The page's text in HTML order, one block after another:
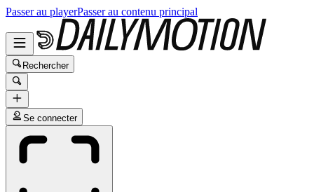
Passer au playerPasser au contenu principal
Rechercher
Se connecter